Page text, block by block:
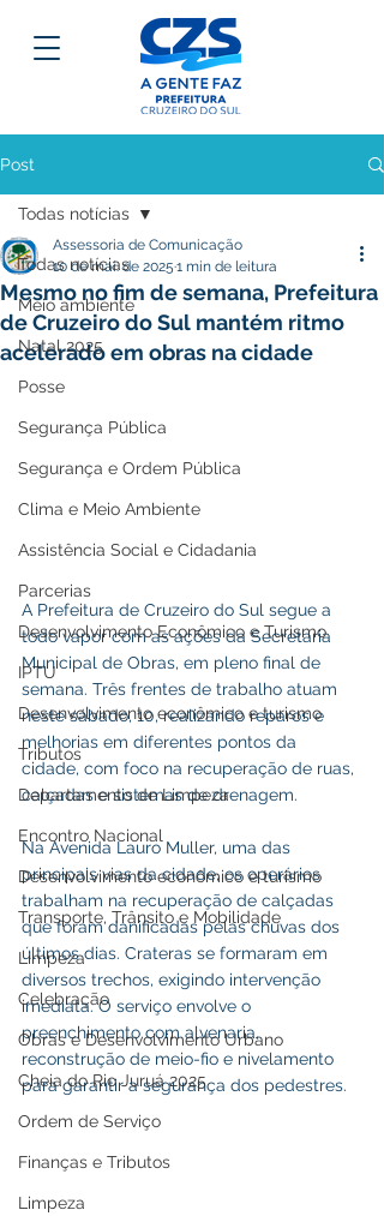
Post
Todas notícias
Meio ambiente
Natal 2025
Posse
Segurança Pública
Segurança e Ordem Pública
Clima e Meio Ambiente
Assistência Social e Cidadania
Parcerias
Desenvolvimento Econômico e Turismo
IPTU
Desenvolvimento econômico e turismo
Tributos
Departamento de Limpeza
Encontro Nacional
Desenvolvimento econômico e turismo
Transporte, Trânsito e Mobilidade
Limpeza
Celebração
Obras e Desenvolvimento Urbano
Cheia do Rio Juruá 2025
Ordem de Serviço
Finanças e Tributos
Limpeza
Todas notícias
Mesmo no fim de semana, Prefeitura
de Cruzeiro do Sul mantém ritmo
acelerado em obras na cidade
Assessoria de Comunicação
10 de mai. de 2025 1 min de leitura
A Prefeitura de Cruzeiro do Sul segue a
todo vapor com as ações da Secretaria
Municipal de Obras, em pleno final de
semana. Três frentes de trabalho atuam
neste sábado, 10, realizando reparos e
melhorias em diferentes pontos da
cidade, com foco na recuperação de ruas,
calçadas e sistemas de drenagem.
Na Avenida Lauro Muller, uma das
principais vias da cidade, os operários
trabalham na recuperação de calçadas
que foram danificadas pelas chuvas dos
últimos dias. Crateras se formaram em
diversos trechos, exigindo intervenção
imediata. O serviço envolve o
preenchimento com alvenaria,
reconstrução de meio-fio e nivelamento
para garantir a segurança dos pedestres.